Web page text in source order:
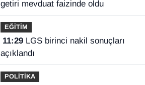
getiri mevduat faizinde oldu
EĞİTİM
11:29LGS birinci nakil sonuçları
açıklandı
POLİTİKA